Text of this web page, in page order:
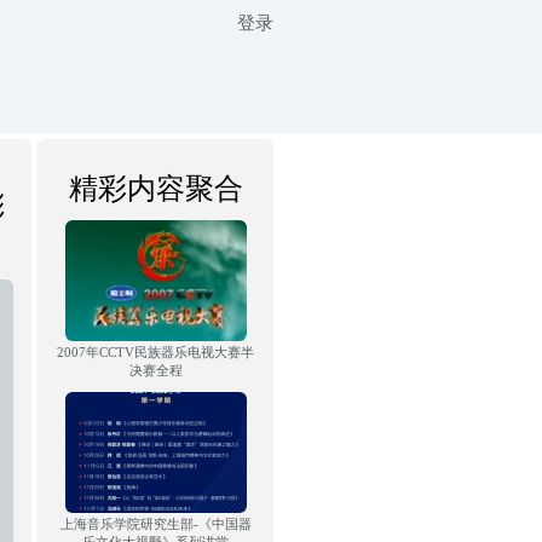
登录
精彩内容聚合
2007年CCTV民族器乐电视大赛半
决赛全程
上海音乐学院研究生部-《中国器